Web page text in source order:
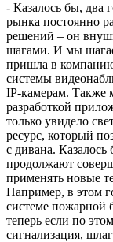
- Казалось бы, два
рынка постоянно
решений – он
шагами. И мы
пришла в
системы
IP-камерам. Также
разработкой
только увидело
ресурс, который
с дивана.
продолжают
применять новые
Например, в этом
системе пожарной
теперь если по
сигнализация,